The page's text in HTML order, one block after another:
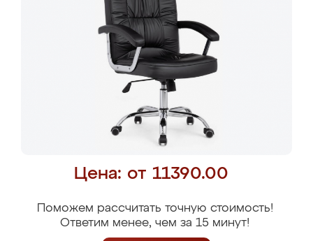
Цена: от 11390.00
Поможем рассчитать точную стоимость!
Ответим менее, чем за 15 минут!